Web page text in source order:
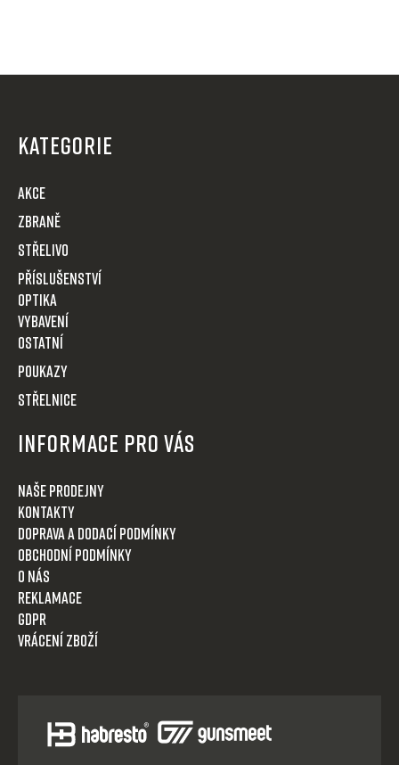
KATEGORIE
AKCE
Zbraně
Střelivo
Příslušenství
Optika
VYBAVENÍ
OSTATNÍ
POUKAZY
STŘELNICE
Informace pro Vás
Naše prodejny
Kontakty
Doprava a dodací podmínky
Obchodní podmínky
O nás
Reklamace
GDPR
Vrácení zboží